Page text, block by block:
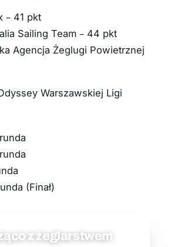
– 41 pkt
Sailing Team – 44 pkt
Agencja Żeglugi Powietrznej
Warszawskiej Ligi
(Finał)
z żeglarstwem